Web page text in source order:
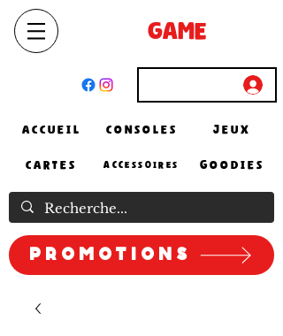
GAME
ACCUEIL CONSOLES JEUX
CARTES ACCESSOIRES GOODIES
Promotions